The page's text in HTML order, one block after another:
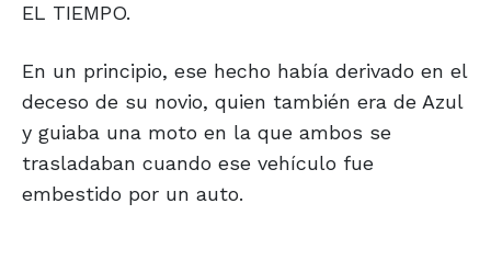
EL TIEMPO.
En un principio, ese hecho había derivado en el
deceso de su novio, quien también era de Azul
y guiaba una moto en la que ambos se
trasladaban cuando ese vehículo fue
embestido por un auto.